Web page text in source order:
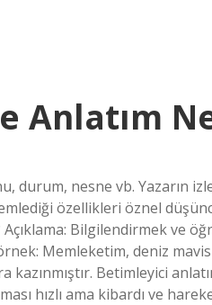
Anlatım
durum, nesne vb. Yazarın
özellikleri öznel
Bilgilendirmek ve
Memleketim, deniz
kazınmıştır. Betimleyici
hızlı ama kibardı ve